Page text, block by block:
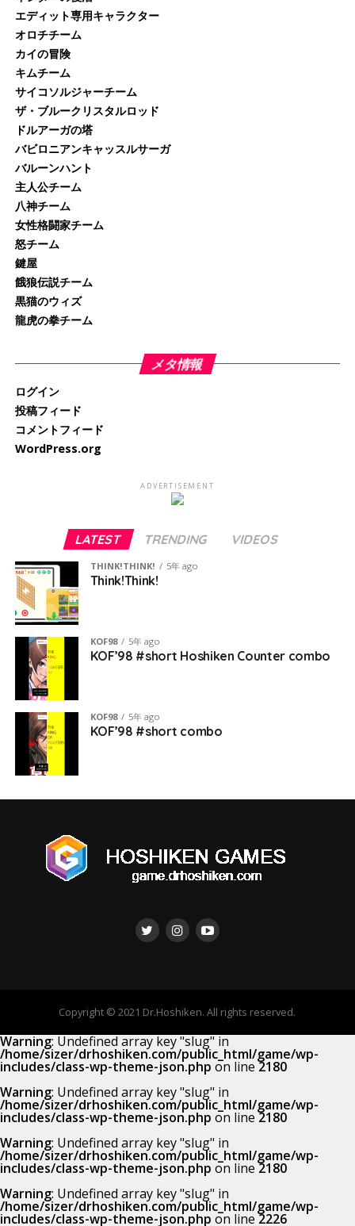
エディット専用キャラクター
オロチチーム
カイの冒険
キムチーム
サイコソルジャーチーム
ザ・ブルークリスタルロッド
ドルアーガの塔
バビロニアンキャッスルサーガ
バルーンハント
主人公チーム
八神チーム
女性格闘家チーム
怒チーム
鍵屋
餓狼伝説チーム
黒猫のウィズ
龍虎の拳チーム
メタ情報
ログイン
投稿フィード
コメントフィード
WordPress.org
ADVERTISEMENT
LATEST TRENDING VIDEOS
THINK!THINK! 5年 ago
Think!Think!
KOF98 5年 ago
KOF’98 #short Hoshiken Counter combo
KOF98 5年 ago
KOF’98 #short combo
Copyright © 2021 Dr.Hoshiken. All rights reserved.
Warning: Undefined array key "slug" in
/home/sizer/drhoshiken.com/public_html/game/wp-
includes/class-wp-theme-json.php on line2180
Warning: Undefined array key "slug" in
/home/sizer/drhoshiken.com/public_html/game/wp-
includes/class-wp-theme-json.php on line2180
Warning: Undefined array key "slug" in
/home/sizer/drhoshiken.com/public_html/game/wp-
includes/class-wp-theme-json.php on line2180
Warning: Undefined array key "slug" in
/home/sizer/drhoshiken.com/public_html/game/wp-
includes/class-wp-theme-json.php on line2226